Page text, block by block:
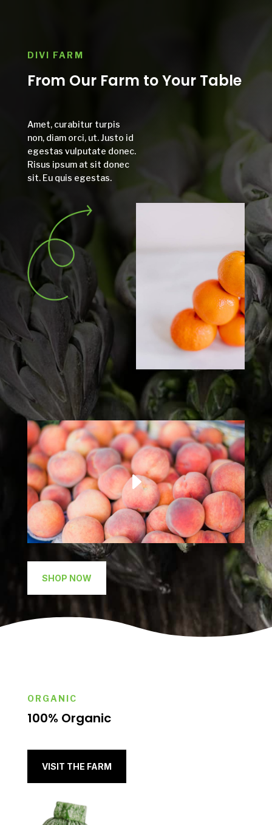
DIVI FARM
From Our Farm to Your Table
Amet, curabitur turpis
non, diam orci, ut. Justo id
egestas vulputate donec.
Risus ipsum at sit donec
sit. Eu quis egestas.
SHOP NOW
ORGANIC
100% Organic
VISIT THE FARM